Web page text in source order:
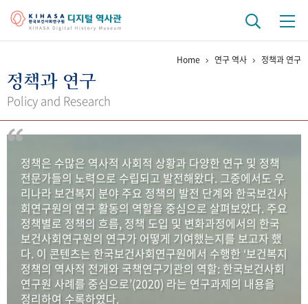
걸어온 길 기관 변천사
연구 역사
정책과 연구 키워드로 보는 연구 역사
연구자들
간행물 변천사
기록물 아카이브
사진 아카이브 문서 기록물 행정박물 영상 기록물
50+1주년 기념
Home 연구 역사 정책과 연구
정책과 연구
Policy and Research
정책은 수많은 역사적 사회적 상황과 다양한 연구 및 정책
전문가들의 노력으로 수립되고 발전해왔다. 그중에서도 우
리나라 보건복지 분야 주요 정책의 발전 단계와 한국보건사
회연구원의 연구 활동의 역할을 중심으로 살펴보았다. 주요
정책별로 정책의 흐름, 정책 도입 및 변화과정에서의 한국
보건사회연구원의 연구가 어떻게 기여했는지를 보고자 했
다. 이 콘텐츠는 한국보건사회연구원에서 수행한 ‘보건복지
정책의 역사적 전개와 국책연구기관의 역할: 한국보건사회
연구원 사례를 중심으로’(2020) 라는 연구과제의 내용을
정리하여 수록하였다.